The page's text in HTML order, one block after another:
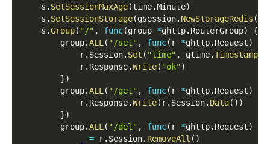
    s
. SetSessionMaxAge(time.Minute)
    s
. SetSessionStorage(gsession. NewStorageRedis (
    s
.Group( "/" , func(group *ghttp. RouterGroup)
{
        group
.ALL ( "/set" , func( r *ghttp. Request)
            r
. Session. Set ( "time" , gtime.Timestamp
            r
. Response.Write( "ok")
})
        group
.ALL ( "/get" , func( r *ghttp. Request)
            r
. Response.Write( r. Session. Data( ) )
})
        group
.ALL ( "/del" , func( r *ghttp. Request)
= r. Session. RemoveAll ( )